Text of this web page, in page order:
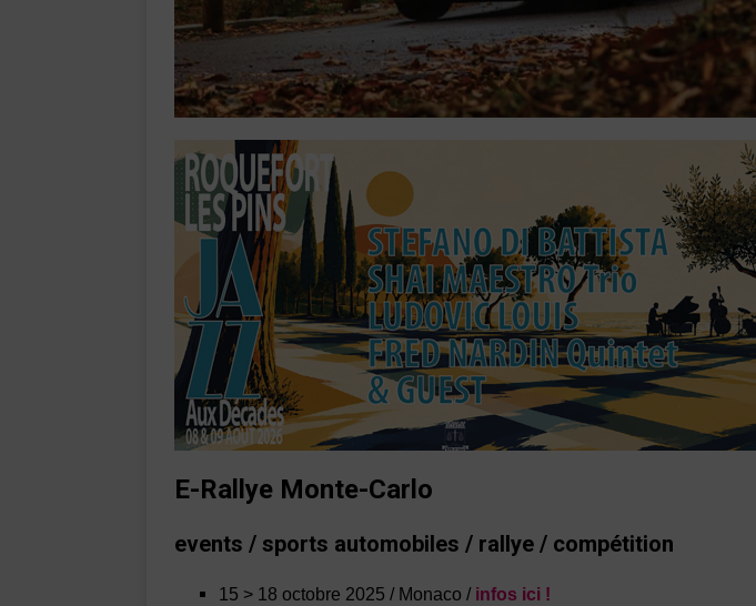
E-Rallye Monte-Carlo
events / sports automobiles / rallye / compétition
15 > 18 octobre 2025 / Monaco / infos ici !